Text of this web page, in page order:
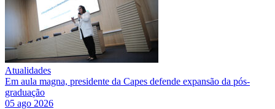
Atualidades
Em aula magna, presidente da Capes defende expansão da pós-
graduação
05 ago 2026